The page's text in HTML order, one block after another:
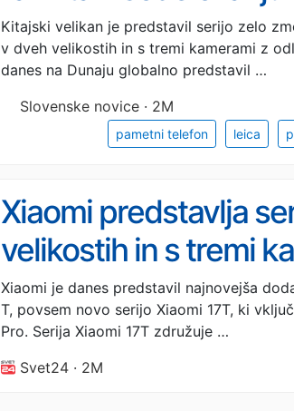
Kitajski velikan je predstavil serijo zelo
v dveh velikostih in s tremi kamerami z
danes na Dunaju globalno predstavil …
Slovenske novice · 2M
pametni telefon leica
Xiaomi predstavlja
velikostih in s tremi
Xiaomi je danes predstavil najnovejša
T, povsem novo serijo Xiaomi 17T, ki
Pro. Serija Xiaomi 17T združuje …
Svet24 · 2M